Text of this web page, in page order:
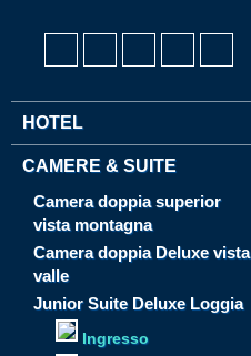
HOTEL
CAMERE & SUITE
Camera doppia superior
vista montagna
Camera doppia Deluxe vista
valle
Junior Suite Deluxe Loggia
Ingresso